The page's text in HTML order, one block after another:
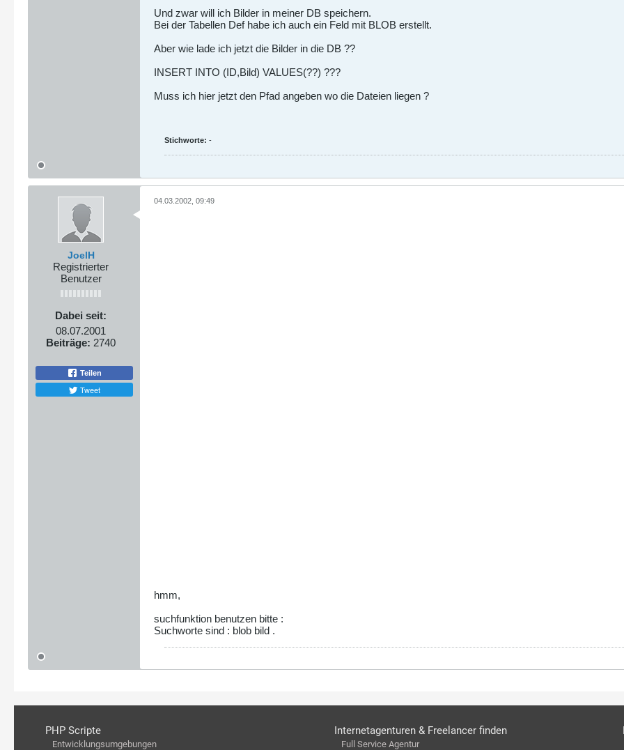
Und zwar will ich Bilder in meiner DB speichern.
Bei der Tabellen Def habe ich auch ein Feld mit BLOB erstellt.
Aber wie lade ich jetzt die Bilder in die DB ??
INSERT INTO (ID,Bild) VALUES(??) ???
Muss ich hier jetzt den Pfad angeben wo die Dateien liegen ?
Stichworte: -
JoelH
Registrierter
Benutzer
Dabei seit:
08.07.2001
Beiträge: 2740
Teilen
Tweet
04.03.2002, 09:49
hmm,
suchfunktion benutzen bitte :
Suchworte sind : blob bild .
PHP Scripte
Entwicklungsumgebungen
Internetagenturen & Freelancer finden
Full Service Agentur